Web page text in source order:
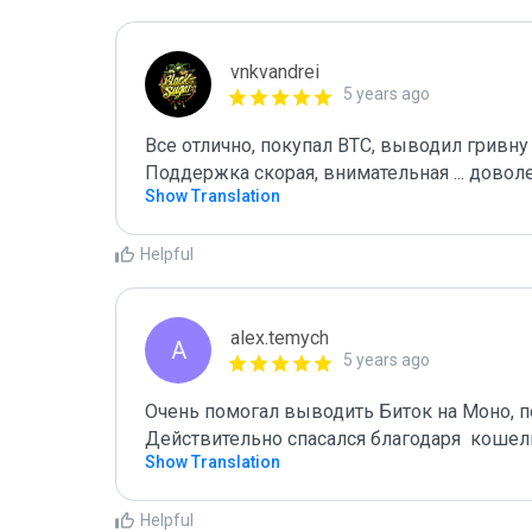
vnkvandrei
5 years ago
Все отлично, покупал BTC, выводил гривну
Поддержка скорая, внимательная ...
Show Translation
Helpful
A alex.temych
5 years ago
Очень помогал выводить Биток на Моно,
Действительно спасался благодаря
Show Translation
Helpful